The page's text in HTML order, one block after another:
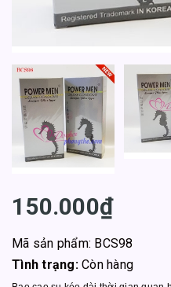
150.000₫
Mã sản phẩm: BCS98
Tình trạng: Còn hàng